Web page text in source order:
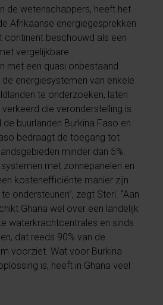
de wetenschappers, heeft het
Afrikaanse energiegesprekken
continent beschouwd als een
vergelijkbare
met een quasi onbestaand
energiesystemen van enkele
te onderzoeken, laten
die veronderstelling is.
buurlanden Burkina Faso en
bedraagt de toegang tot
minder dan 5%.
met zonnepanelen en
kostenefficiënte manier zijn
ondersteunen”, zegt Sterl. “Aan
Ghana wel over een landelijk
waterkrachtcentrales en sinds
dat reeds 90% van de
voorziet. Wat voor Burkina
is, heeft in Ghana veel